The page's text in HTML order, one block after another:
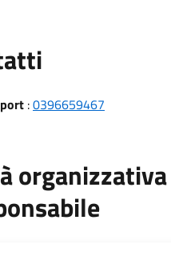
:0396659467
organizzativa